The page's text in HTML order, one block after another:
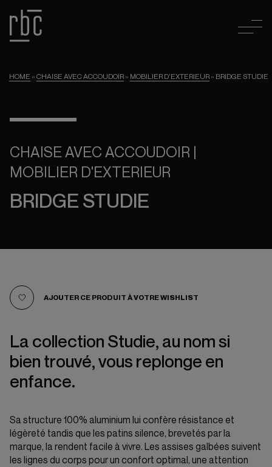
HOME » CHAISE AVEC ACCOUDOIR » MOBILIER D'EXTERIEUR » BRIDGE STUDIE
CHAISE AVEC ACCOUDOIR |
MOBILIER D'EXTERIEUR
BRIDGE STUDIE
AJOUTER CE PRODUIT À VOTRE WISHLIST
La collection Studie, au nom si
bien trouvé, vous replonge en
enfance.
Sa structure 100% aluminium lui confère résistance et
légèreté tandis que les patins silence, brevetés par la
marque, la rendent facile à vivre. Les assises galbées suivent
les lignes du corps pour un confort optimal, une attention